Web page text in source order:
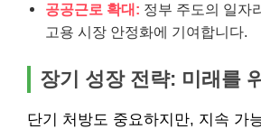
공공근로 확대: 정부 주도의 일자
고용 시장 안정화에 기여합니다.
장기 성장 전략: 미래를
단기 처방도 중요하지만, 지속 가